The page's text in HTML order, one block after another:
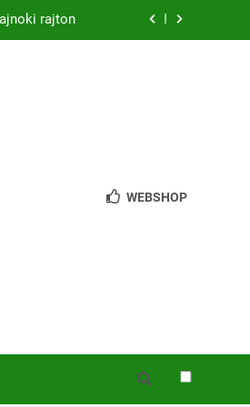
rajton
Érden
Kupában
Érdi VSE!
Érden
WEBSHOP